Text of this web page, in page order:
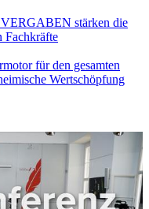
stärken die
Fachkräfte
für den gesamten
Wertschöpfung